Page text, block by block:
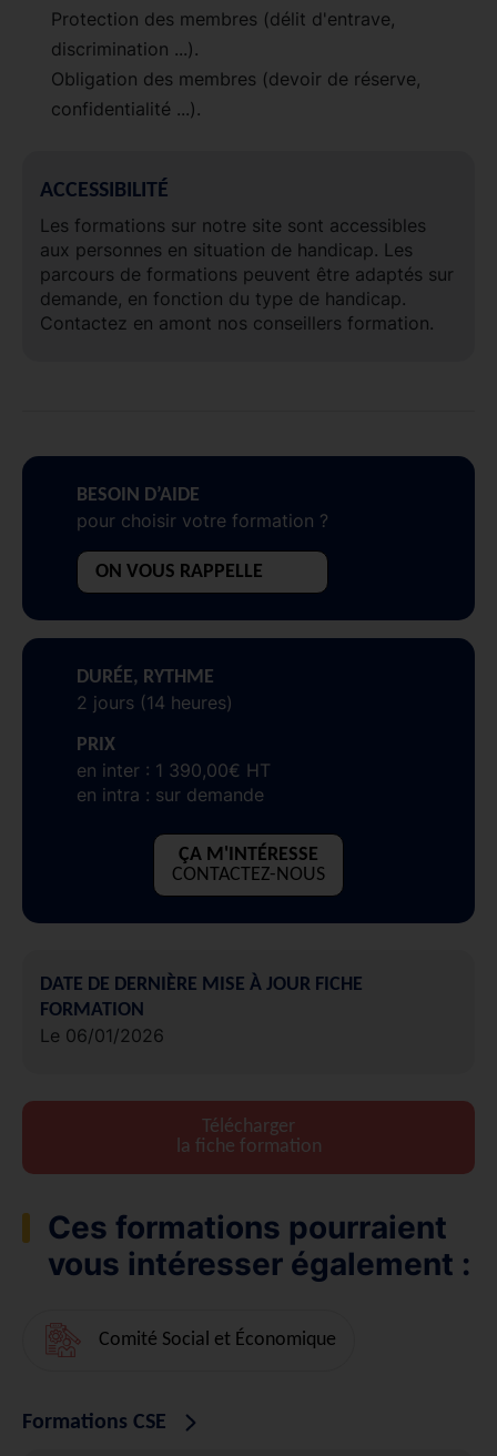
Protection des membres (délit d'entrave,
discrimination ...).
Obligation des membres (devoir de réserve,
confidentialité ...).
ACCESSIBILITÉ
Les formations sur notre site sont accessibles
aux personnes en situation de handicap. Les
parcours de formations peuvent être adaptés sur
demande, en fonction du type de handicap.
Contactez en amont nos conseillers formation.
BESOIN D’AIDE
pour choisir votre formation ?
ON VOUS RAPPELLE
DURÉE, RYTHME
2 jours (14 heures)
PRIX
en inter : 1 390,00€ HT
en intra : sur demande
ÇA M'INTÉRESSE
CONTACTEZ-NOUS
DATE DE DERNIÈRE MISE À JOUR FICHE
FORMATION
Le 06/01/2026
Télécharger
la fiche formation
Ces formations pourraient
vous intéresser également :
Comité Social et Économique
Formations CSE